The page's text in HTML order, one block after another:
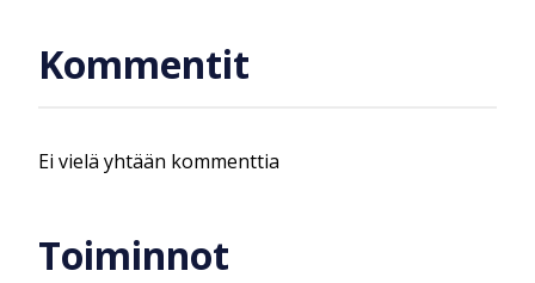
Kommentit
Ei vielä yhtään kommenttia
Toiminnot